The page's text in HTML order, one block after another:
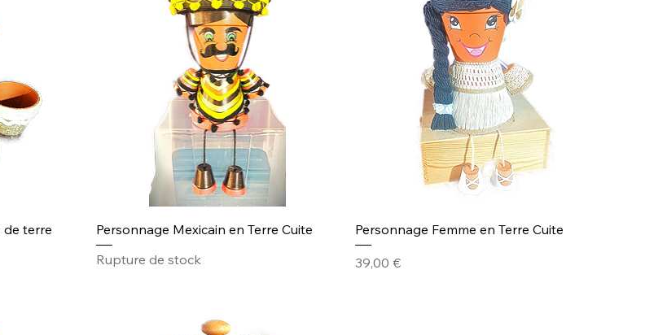
de terre
Personnage Mexicain en Terre Cuite
Rupture de stock
Personnage Femme en Terre Cuite
Prix
39,00 €